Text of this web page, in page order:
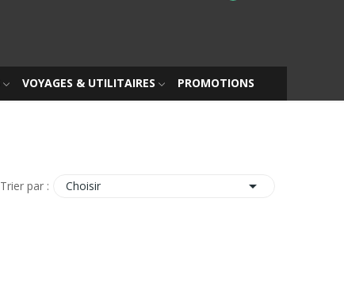
VOYAGES & UTILITAIRES PROMOTIONS
Trier par : Choisir 